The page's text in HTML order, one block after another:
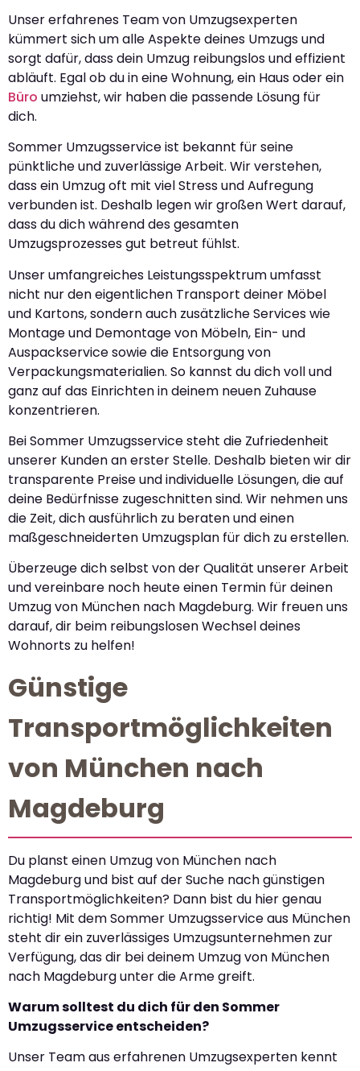
Unser erfahrenes Team von Umzugsexperten
kümmert sich um alle Aspekte deines Umzugs und
sorgt dafür, dass dein Umzug reibungslos und effizient
abläuft. Egal ob du in eine Wohnung, ein Haus oder ein
Büro umziehst, wir haben die passende Lösung für
dich.
Sommer Umzugsservice ist bekannt für seine
pünktliche und zuverlässige Arbeit. Wir verstehen,
dass ein Umzug oft mit viel Stress und Aufregung
verbunden ist. Deshalb legen wir großen Wert darauf,
dass du dich während des gesamten
Umzugsprozesses gut betreut fühlst.
Unser umfangreiches Leistungsspektrum umfasst
nicht nur den eigentlichen Transport deiner Möbel
und Kartons, sondern auch zusätzliche Services wie
Montage und Demontage von Möbeln, Ein- und
Auspackservice sowie die Entsorgung von
Verpackungsmaterialien. So kannst du dich voll und
ganz auf das Einrichten in deinem neuen Zuhause
konzentrieren.
Bei Sommer Umzugsservice steht die Zufriedenheit
unserer Kunden an erster Stelle. Deshalb bieten wir dir
transparente Preise und individuelle Lösungen, die auf
deine Bedürfnisse zugeschnitten sind. Wir nehmen uns
die Zeit, dich ausführlich zu beraten und einen
maßgeschneiderten Umzugsplan für dich zu erstellen.
Überzeuge dich selbst von der Qualität unserer Arbeit
und vereinbare noch heute einen Termin für deinen
Umzug von München nach Magdeburg. Wir freuen uns
darauf, dir beim reibungslosen Wechsel deines
Wohnorts zu helfen!
Günstige
Transportmöglichkeiten
von München nach
Magdeburg
Du planst einen Umzug von München nach
Magdeburg und bist auf der Suche nach günstigen
Transportmöglichkeiten? Dann bist du hier genau
richtig! Mit dem Sommer Umzugsservice aus München
steht dir ein zuverlässiges Umzugsunternehmen zur
Verfügung, das dir bei deinem Umzug von München
nach Magdeburg unter die Arme greift.
Warum solltest du dich für den Sommer
Umzugsservice entscheiden?
Unser Team aus erfahrenen Umzugsexperten kennt